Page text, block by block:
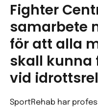
Fighter
samarbete
för att alla
skall kunna
vid
SportRehab har